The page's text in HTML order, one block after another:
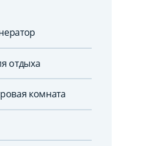
отдыха
комната